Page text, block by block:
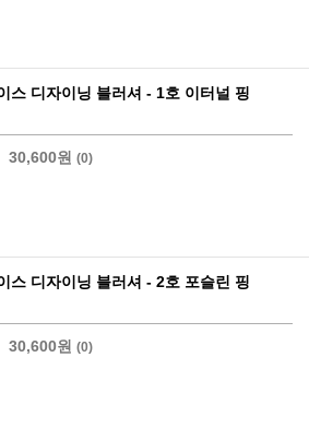
스 디자이닝 블러셔 - 1호 이터널 핑
30,600원 (0)
스 디자이닝 블러셔 - 2호 포슬린 핑
30,600원 (0)